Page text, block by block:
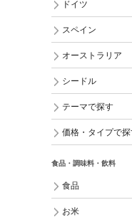
ドイツ
スペイン
オーストラリア
シードル
テーマで探す
価格・タイプで探
食品・調味料・飲料
食品
お米